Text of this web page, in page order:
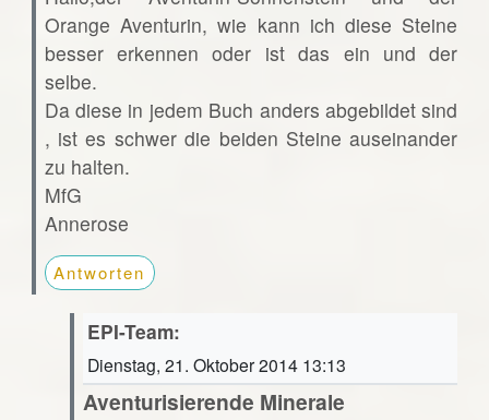
Orange Aventurin, wie kann ich diese Steine
besser erkennen oder ist das ein und der
selbe.
Da diese in jedem Buch anders abgebildet sind
, ist es schwer die beiden Steine auseinander
zu halten.
MfG
Annerose
Antworten
EPI-Team:
Dienstag, 21. Oktober 2014 13:13
Aventurisierende Minerale